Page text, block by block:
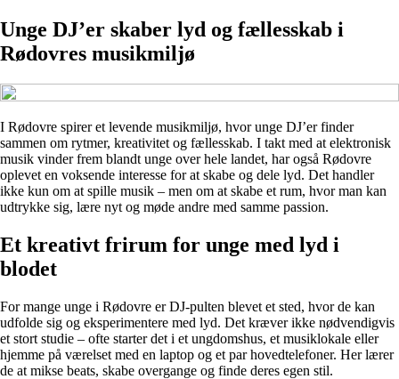
Unge DJ’er skaber lyd og fællesskab i
Rødovres musikmiljø
I Rødovre spirer et levende musikmiljø, hvor unge DJ’er finder
sammen om rytmer, kreativitet og fællesskab. I takt med at elektronisk
musik vinder frem blandt unge over hele landet, har også Rødovre
oplevet en voksende interesse for at skabe og dele lyd. Det handler
ikke kun om at spille musik – men om at skabe et rum, hvor man kan
udtrykke sig, lære nyt og møde andre med samme passion.
Et kreativt frirum for unge med lyd i
blodet
For mange unge i Rødovre er DJ-pulten blevet et sted, hvor de kan
udfolde sig og eksperimentere med lyd. Det kræver ikke nødvendigvis
et stort studie – ofte starter det i et ungdomshus, et musiklokale eller
hjemme på værelset med en laptop og et par hovedtelefoner. Her lærer
de at mikse beats, skabe overgange og finde deres egen stil.